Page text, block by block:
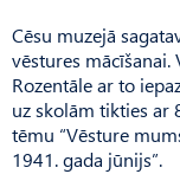
Cēsu muzejā
vēstures mācīšanai.
Rozentāle ar to
uz skolām tikties ar
tēmu “Vēsture
1941. gada jūnijs”.